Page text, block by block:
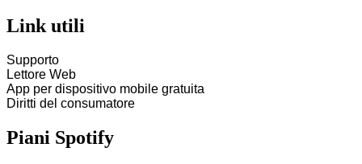
Link utili
Supporto
Lettore Web
App per dispositivo mobile gratuita
Diritti del consumatore
Piani Spotify